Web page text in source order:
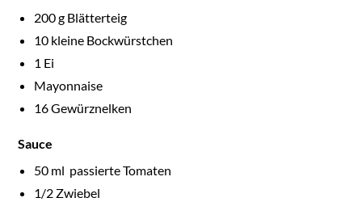
200g Blätterteig
10 kleine Bockwürstchen
1 Ei
Mayonnaise
16Gewürznelken
Sauce
50 ml passierte Tomaten
1/2 Zwiebel